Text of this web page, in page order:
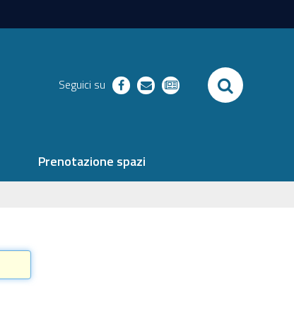
Seguici su facebookrichiestenewsletter SEARCH
Prenotazione spazi